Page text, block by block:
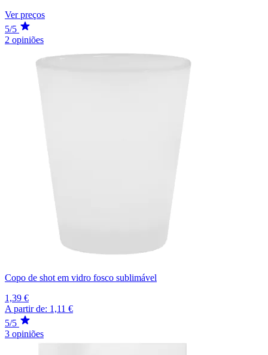
Ver preços
5/5
2 opiniões
Copo de shot em vidro fosco sublimável
1,39 €
A partir de: 1,11 €
5/5
3 opiniões